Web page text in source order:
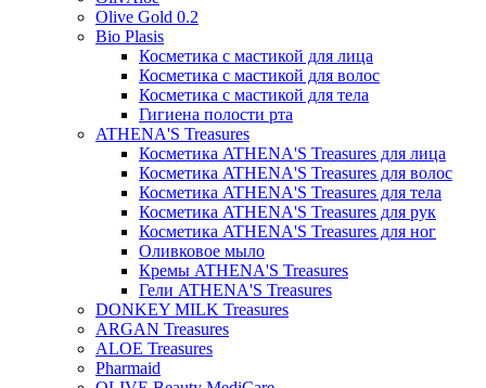
Olive Gold 0.2
Bio Plasis
Косметика с мастикой для лица
Косметика с мастикой для волос
Косметика с мастикой для тела
Гигиена полости рта
ATHENA'S Treasures
Косметика ATHENA'S Treasures для лица
Косметика ATHENA'S Treasures для волос
Косметика ATHENA'S Treasures для тела
Косметика ATHENA'S Treasures для рук
Косметика ATHENA'S Treasures для ног
Оливковое мыло
Кремы ATHENA'S Treasures
Гели ATHENA'S Treasures
DONKEY MILK Treasures
ARGAN Treasures
ALOE Treasures
Pharmaid